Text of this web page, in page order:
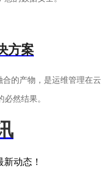
方案
的产物，是运维管理在云
然结果。
动态！